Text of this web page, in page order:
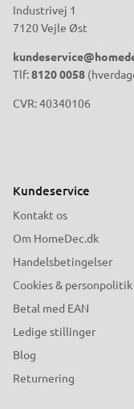
Industrivej 1
7120 Vejle Øst
Tlf:8120 0058
CVR: 40340106
Kundeservice
Kontakt os
Om HomeDec.dk
Handelsbetingelser
Cookies & personpolitik
Betal med EAN
Ledige stillinger
Blog
Returnering